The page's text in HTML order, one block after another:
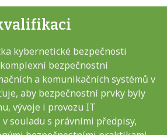
kybernetické bezpečnosti
bezpečnostní
a komunikačních systémů v
aby bezpečnostní prvky byly
vývoje i provozu IT
souladu s právními předpisy,